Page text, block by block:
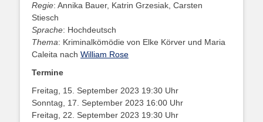
Regie: Annika Bauer, Katrin Grzesiak, Carsten
Stiesch
Sprache: Hochdeutsch
Thema: Kriminalkömödie von Elke Körver und Maria
Caleita nach William Rose
Termine
Freitag, 15. September 2023 19:30 Uhr
Sonntag, 17. September 2023 16:00 Uhr
Freitag, 22. September 2023 19:30 Uhr